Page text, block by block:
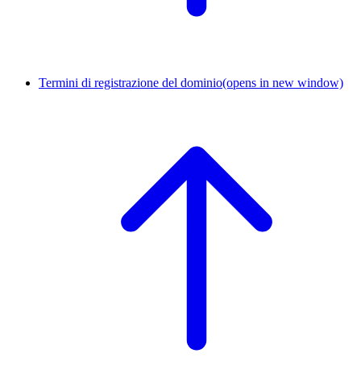
Termini di registrazione del dominio(opens in new window)